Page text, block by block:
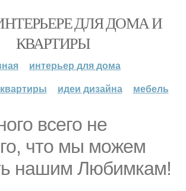
ДЛЯ ДОМА И
КВАРТИРЫ
интерьер для дома
идеи дизайна мебель
всего не
что мы можем
нашим Любимкам!